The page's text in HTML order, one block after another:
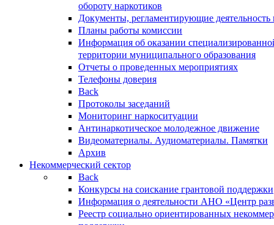
обороту наркотиков
Документы, регламентирующие деятельность
Планы работы комиссии
Информация об оказании
территории муниципального образования
Отчеты о проведенных мероприятиях
Телефоны доверия
Back
Протоколы заседаний
Мониторинг наркоситуации
Антинаркотическое молодежное движение
Видеоматериалы. Аудиоматериалы. Памятки
Архив
Некоммерческий сектор
Back
Конкурсы на соискание грантовой поддержки
Информация о деятельности АНО «Центр
Реестр социально ориентированных